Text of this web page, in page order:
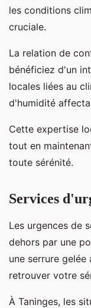
les conditions
cruciale.
La relation de
bénéficiez d'un
locales liées au
d'humidité
Cette expertise
tout en
toute sérénité.
Services
Les urgences de
dehors par une
une serrure
retrouver votre
À Taninges, les